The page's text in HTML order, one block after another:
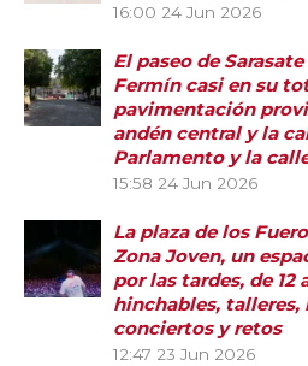
16:00 24 Jun 2026
El paseo de
Fermín casi en su
pavimentación
andén central y la
Parlamento y la
15:58 24 Jun 2026
La plaza de los
Zona Joven, un
por las tardes, de 12
hinchables, talleres,
conciertos y retos
12:47 23 Jun 2026